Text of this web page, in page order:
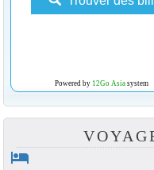
Powered by 12Go Asiasystem
hotel